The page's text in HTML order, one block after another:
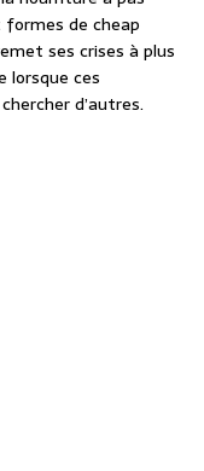
formes de cheap
ses crises à plus
lorsque ces
d’autres.